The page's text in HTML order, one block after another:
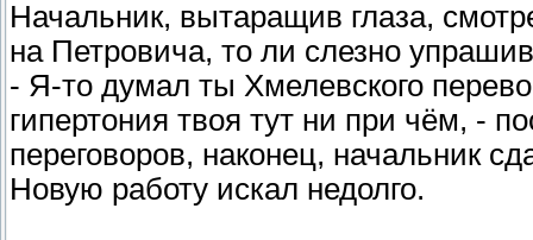
Начальник, вытаращив глаза,
на Петровича, то ли слезно
- Я-то думал ты Хмелевского
гипертония твоя тут ни при чём, -
переговоров, наконец, начальник
Новую работу искал недолго.